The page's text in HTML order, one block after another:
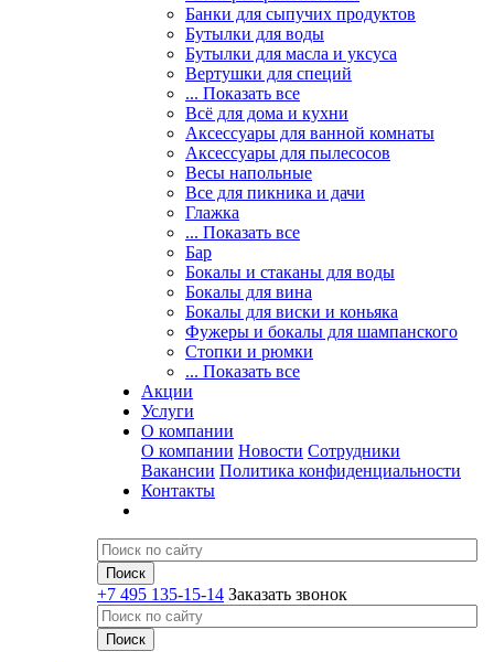
Банки для сыпучих продуктов
Бутылки для воды
Бутылки для масла и уксуса
Вертушки для специй
... Показать все
Всё для дома и кухни
Аксессуары для ванной комнаты
Аксессуары для пылесосов
Весы напольные
Все для пикника и дачи
Глажка
... Показать все
Бар
Бокалы и стаканы для воды
Бокалы для вина
Бокалы для виски и коньяка
Фужеры и бокалы для шампанского
Стопки и рюмки
... Показать все
Акции
Услуги
О компании
О компании Новости Сотрудники
Вакансии Политика конфиденциальности
Контакты
+7 495 135-15-14 Заказать звонок